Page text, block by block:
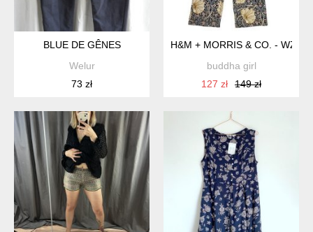
BLUE DE GÊNES
Welur
73 zł
H&M + MORRIS & CO. -
buddha girl
127 zł
149 zł